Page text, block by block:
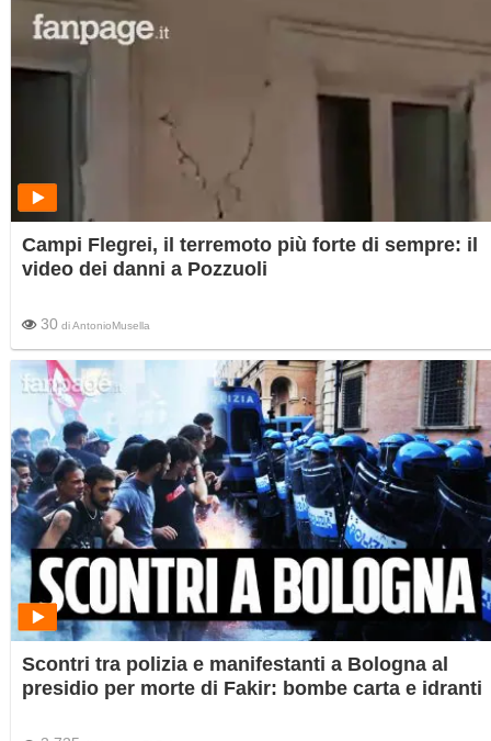
Campi Flegrei, il terremoto più forte di sempre: il
video dei danni a Pozzuoli
30 diAntonioMusella
Scontri tra polizia e manifestanti a Bologna al
presidio per morte di Fakir: bombe carta e idranti